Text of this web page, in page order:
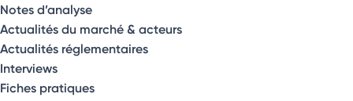
Notes d’analyse
Actualités du marché & acteurs
Actualités réglementaires
Interviews
Fiches pratiques